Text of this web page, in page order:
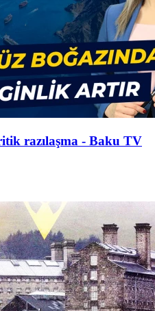
razılaşma - Baku TV